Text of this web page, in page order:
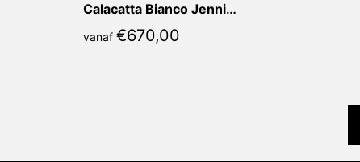
Calacatta Bianco Jennifer Recht
vanaf €670,00